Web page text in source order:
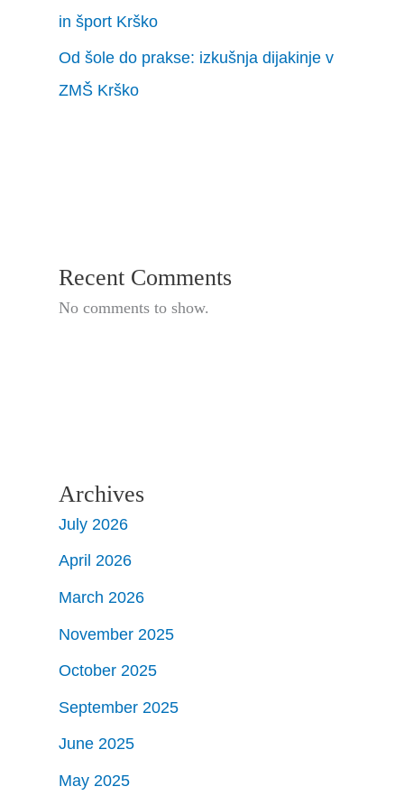
in šport Krško
Od šole do prakse: izkušnja dijakinje v
ZMŠ Krško
Recent Comments
No comments to show.
Archives
July 2026
April 2026
March 2026
November 2025
October 2025
September 2025
June 2025
May 2025